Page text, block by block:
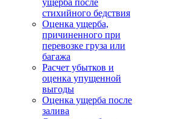
ущерба после
стихийного бедствия
Оценка ущерба,
причиненного при
перевозке груза или
багажа
Расчет убытков и
оценка упущенной
выгоды
Оценка ущерба после
залива